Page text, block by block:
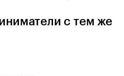
с тем же